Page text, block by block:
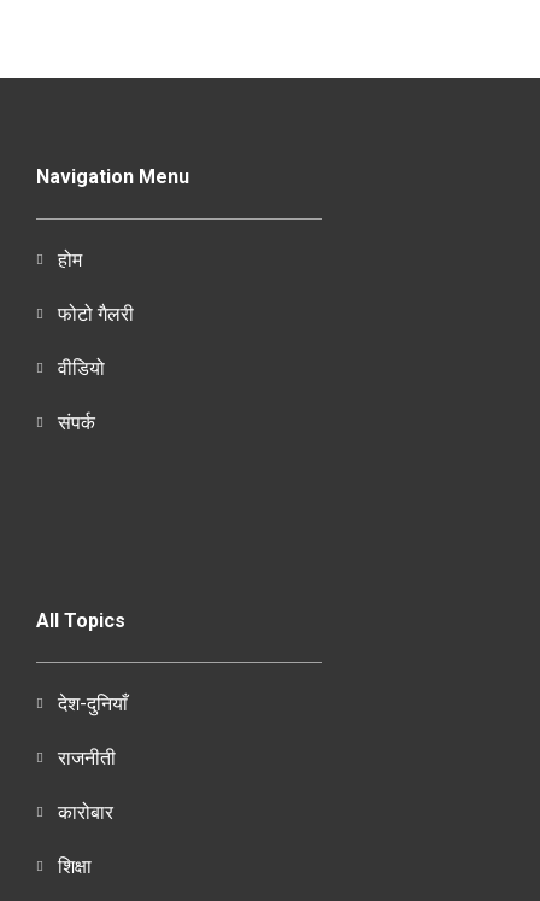
Navigation Menu
होम
फोटो गैलरी
वीडियो
संपर्क
All Topics
देश-दुनियाँ
राजनीती
कारोबार
शिक्षा